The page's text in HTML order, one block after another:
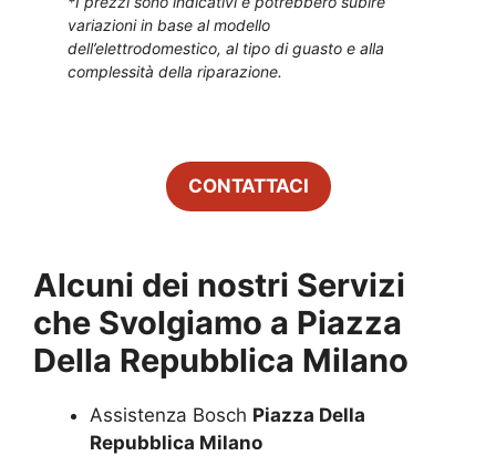
variazioni in base al modello
dell’elettrodomestico, al tipo di guasto e alla
complessità della riparazione.
CONTATTACI
Alcuni dei nostri Servizi
che Svolgiamo a Piazza
Della Repubblica Milano
Assistenza Bosch Piazza Della
Repubblica Milano